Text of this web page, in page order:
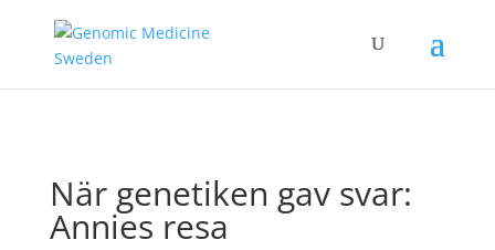
När genetiken gav svar:
Annies resa